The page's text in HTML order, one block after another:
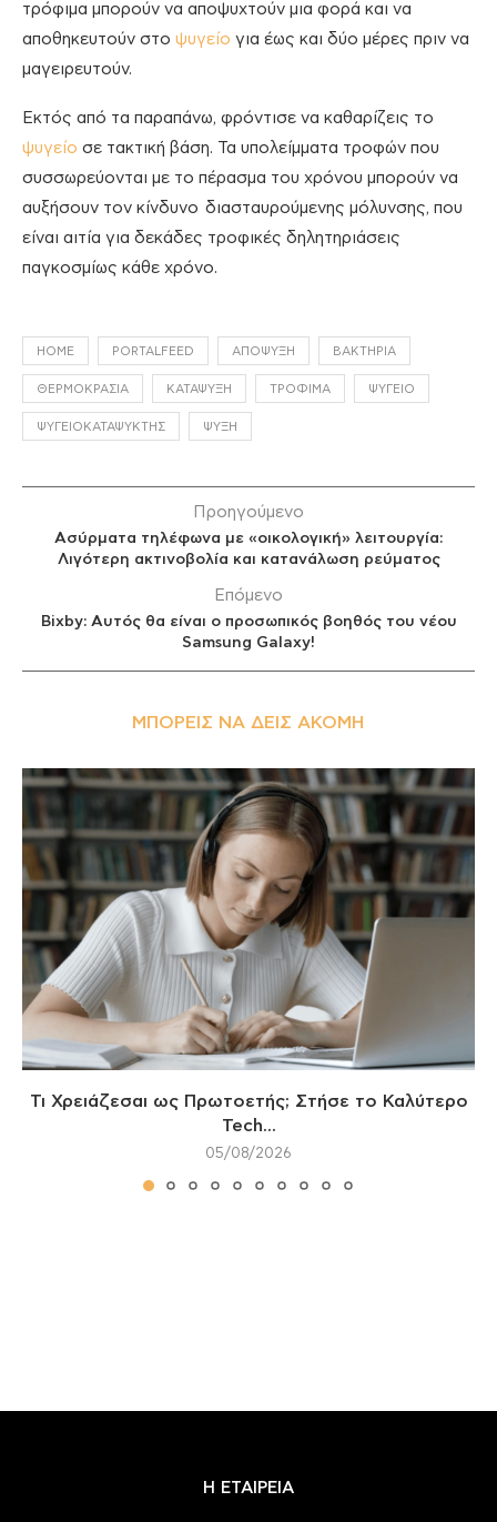
τρόφιμα μπορούν να αποψυχτούν μια φορά και να
αποθηκευτούν στο ψυγείο για έως και δύο μέρες πριν να
μαγειρευτούν.
Εκτός από τα παραπάνω, φρόντισε να καθαρίζεις το
ψυγείο σε τακτική βάση. Τα υπολείμματα τροφών που
συσσωρεύονται με το πέρασμα του χρόνου μπορούν να
αυξήσουν τον κίνδυνο διασταυρούμενης μόλυνσης, που
είναι αιτία για δεκάδες τροφικές δηλητηριάσεις
παγκοσμίως κάθε χρόνο.
HOME PORTALFEED ΑΠΌΨΥΞΗ ΒΑΚΤΉΡΙΑ
ΘΕΡΜΟΚΡΑΣΊΑ ΚΑΤΆΨΥΞΗ ΤΡΌΦΙΜΑ ΨΥΓΕΊΟ
ΨΥΓΕΙΟΚΑΤΑΨΎΚΤΗΣ ΨΎΞΗ
Προηγούμενο
Ασύρματα τηλέφωνα με «οικολογική» λειτουργία:
Λιγότερη ακτινοβολία και κατανάλωση ρεύματος
Επόμενο
Bixby: Αυτός θα είναι ο προσωπικός βοηθός του νέου
Samsung Galaxy!
ΜΠΟΡΕΊΣ ΝΑ ΔΕΙΣ ΑΚΌΜΗ
Τι Χρειάζεσαι ως Πρωτοετής; Στήσε το Καλύτερο
Tech...
05/08/2026
Η ΕΤΑΙΡΕΙΑ